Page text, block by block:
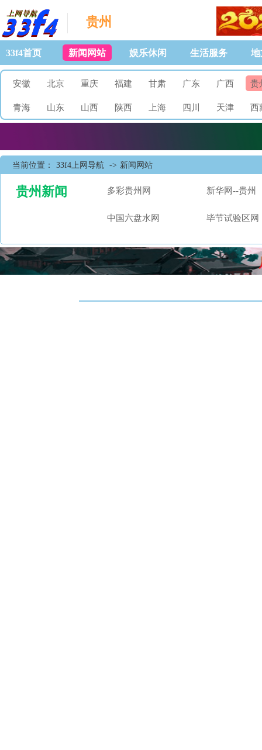
贵州
33f4首页 新闻网站 娱乐休闲 生活服务 地
安徽 北京 重庆 福建 甘肃 广东 广西 贵
青海 山东 山西 陕西 上海 四川 天津 西
当前位置： 33f4上网导航 -> 新闻网站
贵州新闻 多彩贵州网 新华网--贵州
中国六盘水网 毕节试验区网